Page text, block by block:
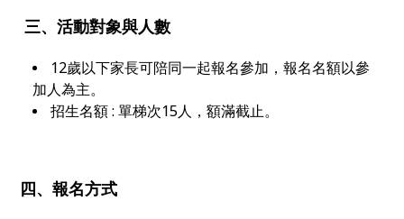
三、活動對象與人數
12歲以下家長可陪同一起報名參加，報名名額以參
加人為主。
招生名額 : 單梯次15人，額滿截止。
四、報名方式